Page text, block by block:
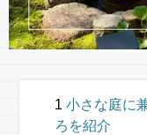
小さな庭に
ろを紹介